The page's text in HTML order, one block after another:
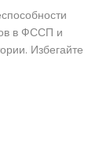
в ФССП и
Избегайте